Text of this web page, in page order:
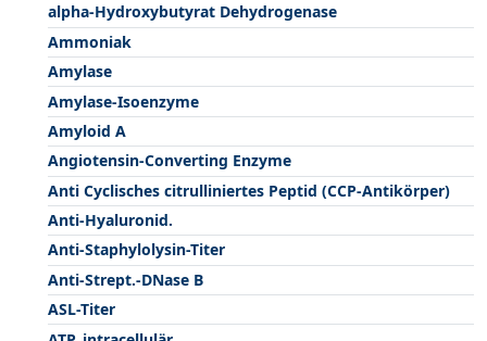
alpha-Hydroxybutyrat Dehydrogenase
Ammoniak
Amylase
Amylase-Isoenzyme
Amyloid A
Angiotensin-Converting Enzyme
Anti Cyclisches citrulliniertes Peptid (CCP-Antikörper)
Anti-Hyaluronid.
Anti-Staphylolysin-Titer
Anti-Strept.-DNase B
ASL-Titer